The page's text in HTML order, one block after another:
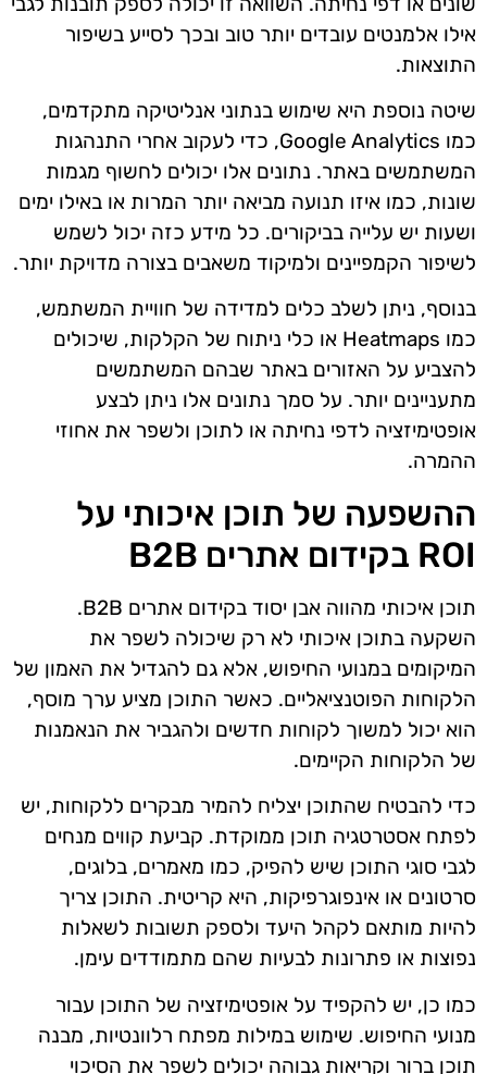
אילו אלמנטים עובדים יותר טוב ובכך לסייע בשיפור
התוצאות.
שיטה נוספת היא שימוש בנתוני אנליטיקה מתקדמים,
כמו Google Analytics, כדי לעקוב אחרי התנהגות
המשתמשים באתר. נתונים אלו יכולים לחשוף מגמות
שונות, כמו איזו תנועה מביאה יותר המרות או באילו ימים
ושעות יש עלייה בביקורים. כל מידע כזה יכול לשמש
לשיפור הקמפיינים ולמיקוד משאבים בצורה מדויקת יותר.
בנוסף, ניתן לשלב כלים למדידה של חוויית המשתמש,
כמו Heatmaps או כלי ניתוח של הקלקות, שיכולים
להצביע על האזורים באתר שבהם המשתמשים
מתעניינים יותר. על סמך נתונים אלו ניתן לבצע
אופטימיזציה לדפי נחיתה או לתוכן ולשפר את אחוזי
ההמרה.
ההשפעה של תוכן איכותי על
ROI בקידום אתרים B2B
תוכן איכותי מהווה אבן יסוד בקידום אתרים B2B.
השקעה בתוכן איכותי לא רק שיכולה לשפר את
המיקומים במנועי החיפוש, אלא גם להגדיל את האמון של
הלקוחות הפוטנציאליים. כאשר התוכן מציע ערך מוסף,
הוא יכול למשוך לקוחות חדשים ולהגביר את הנאמנות
של הלקוחות הקיימים.
כדי להבטיח שהתוכן יצליח להמיר מבקרים ללקוחות, יש
לפתח אסטרטגיה תוכן ממוקדת. קביעת קווים מנחים
לגבי סוגי התוכן שיש להפיק, כמו מאמרים, בלוגים,
סרטונים או אינפוגרפיקות, היא קריטית. התוכן צריך
להיות מותאם לקהל היעד ולספק תשובות לשאלות
נפוצות או פתרונות לבעיות שהם מתמודדים עימן.
כמו כן, יש להקפיד על אופטימיזציה של התוכן עבור
מנועי החיפוש. שימוש במילות מפתח רלוונטיות, מבנה
תוכן ברור וקריאות גבוהה יכולים לשפר את הסיכוי